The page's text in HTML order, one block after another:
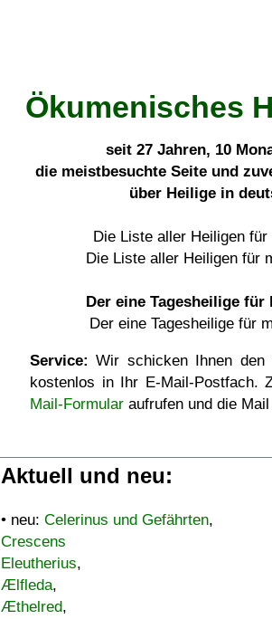
Ökumenisches
seit 27 Jahren, 10
die meistbesuchte Seite und
über Heilige in
Die Liste aller Heiligen für
Die Liste aller Heiligen für
Der eine Tagesheilige für
Der eine Tagesheilige für
Service: Wir schicken Ihnen den
kostenlos in Ihr E-Mail-Postfach.
Mail-Formular aufrufen und die
Aktuell und neu:
• neu: Celerinus und Gefährten,
Crescens
Eleutherius,
Ælfleda,
Æthelred,